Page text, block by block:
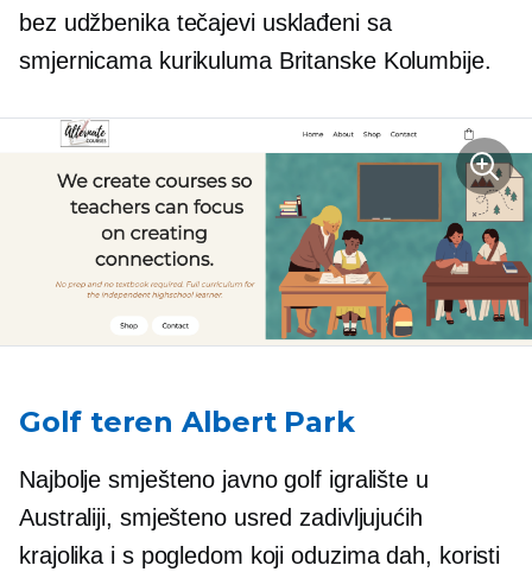
bez udžbenikatečajevi usklađeni sa
smjernicama kurikuluma Britanske Kolumbije.
Golf teren Albert Park
Najbolje smješteno javno golf igralište u
Australiji, smješteno usred zadivljujućih
krajolika i s pogledom koji oduzima dah, koristi